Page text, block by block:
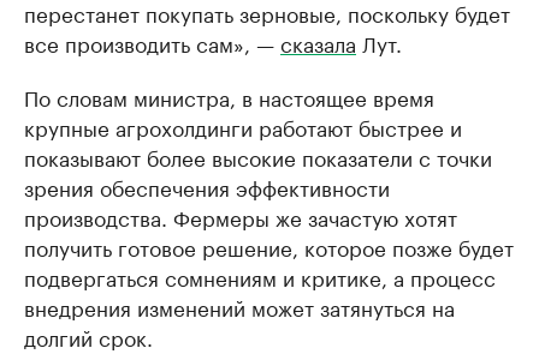
перестанет покупать зерновые, поскольку будет
все производить сам», —сказала Лут.
По словам министра, в настоящее время
крупные агрохолдинги работают быстрее и
показывают более высокие показатели с точки
зрения обеспечения эффективности
производства. Фермеры же зачастую хотят
получить готовое решение, которое позже будет
подвергаться сомнениям и критике, а процесс
внедрения изменений может затянуться на
долгий срок.